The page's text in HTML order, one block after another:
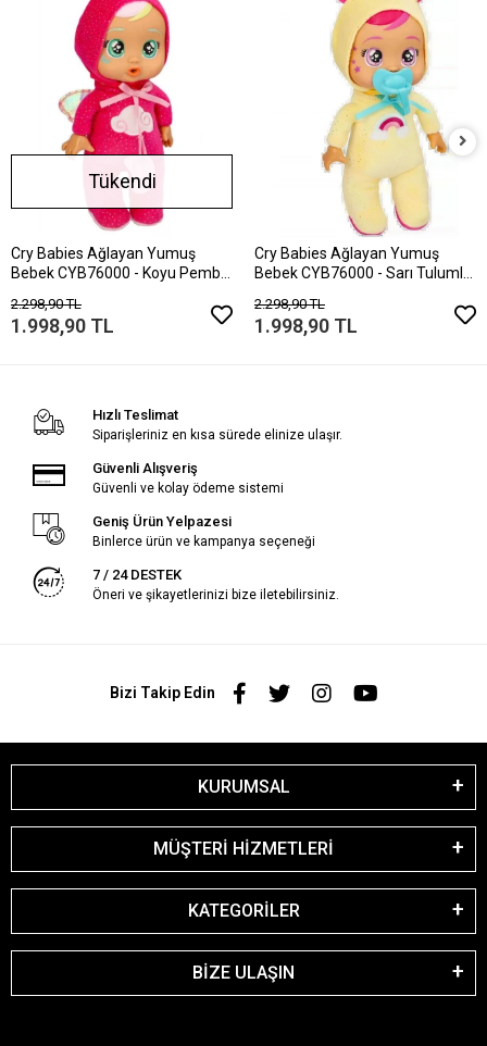
Tükendi
Cry Babies Ağlayan Yumuş
Bebek CYB76000 - Koyu Pembe
2.298,90 TL
1.998,90 TL
Cry Babies Ağlayan Yumuş
Bebek CYB76000 - Sarı Tulumlu
2.298,90 TL
1.998,90 TL
Hızlı Teslimat
Siparişleriniz en kısa sürede elinize ulaşır.
Güvenli Alışveriş
Güvenli ve kolay ödeme sistemi
Geniş Ürün Yelpazesi
Binlerce ürün ve kampanya seçeneği
7 / 24 DESTEK
Öneri ve şikayetlerinizi bize iletebilirsiniz.
Bizi Takip Edin
KURUMSAL
MÜŞTERİ HİZMETLERİ
KATEGORİLER
BİZE ULAŞIN